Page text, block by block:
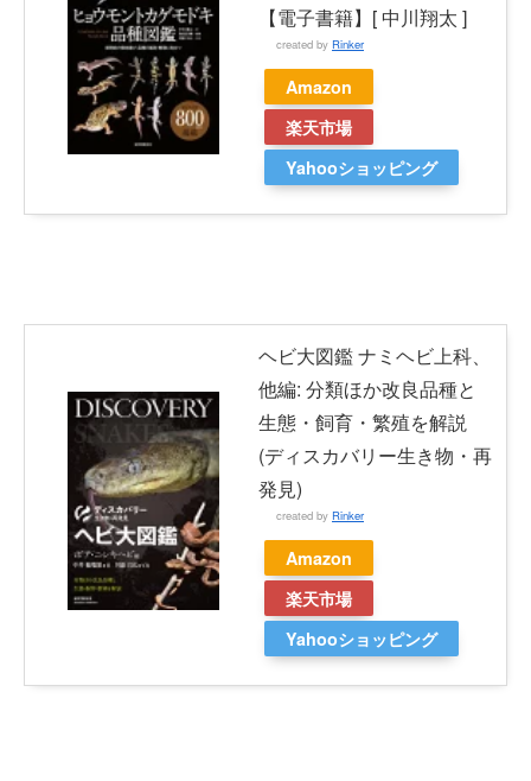
【電子書籍】[ 中川翔太 ]
created by Rinker
Amazon
楽天市場
Yahooショッピング
ヘビ大図鑑 ナミヘビ上科、
他編: 分類ほか改良品種と
生態・飼育・繁殖を解説
(ディスカバリー生き物・再
発見)
created by Rinker
Amazon
楽天市場
Yahooショッピング